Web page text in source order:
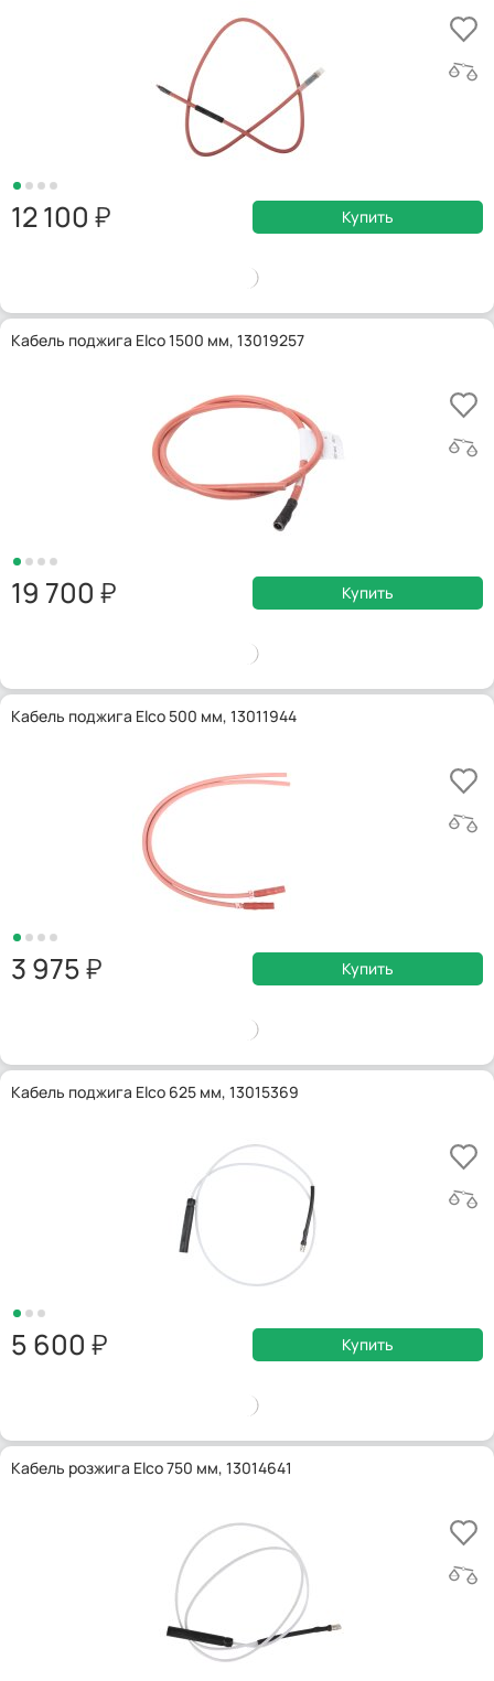
12 100 Купить
Кабель поджига Elco 1500 мм, 13019257
19 700 Купить
Кабель поджига Elco 500 мм, 13011944
3 975 Купить
Кабель поджига Elco 625 мм, 13015369
5 600 Купить
Кабель розжига Elco 750 мм, 13014641